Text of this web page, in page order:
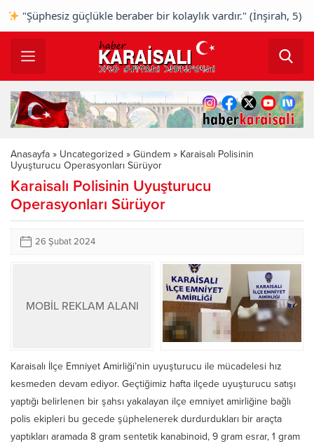
"Şüphesiz güçlükle beraber bir kolaylık vardır." (İnşirah, 5)
Anasayfa » Uncategorized » Gündem » Karaisalı Polisinin
Uyuşturucu Operasyonları Sürüyor
Karaisalı Polisinin Uyuşturucu
Operasyonları Sürüyor
26 Şubat 2024
MOBİL REKLAM ALANI
Karaisalı İlçe Emniyet Amirliği’nin uyuşturucu ile mücadelesi hız
kesmeden devam ediyor. Geçtiğimiz hafta ilçede uyuşturucu satışı
yaptığı belirlenen bir şahsı yakalayan ilçe emniyet amirliğine bağlı
polis ekipleri bu gecede şüphelenerek durdurdukları bir araçta
yaptıkları aramada 8 gram sentetik kanabinoid, 9 gram esrar, 1 gram